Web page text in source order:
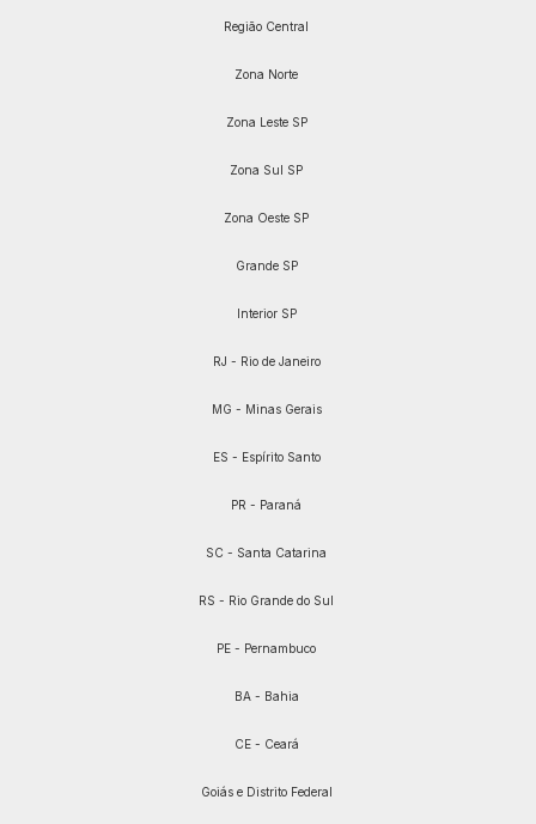
Região Central
Zona Norte
Zona Leste SP
Zona Sul SP
Zona Oeste SP
Grande SP
Interior SP
RJ - Rio de Janeiro
MG - Minas Gerais
ES - Espírito Santo
PR - Paraná
SC - Santa Catarina
RS - Rio Grande do Sul
PE - Pernambuco
BA - Bahia
CE - Ceará
Goiás e Distrito Federal